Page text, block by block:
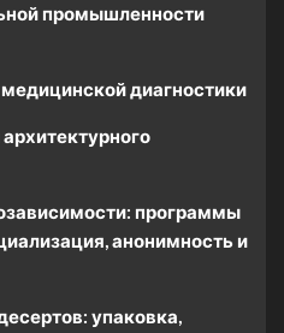
промышленности
диагностики
программы
анонимность и
упаковка,